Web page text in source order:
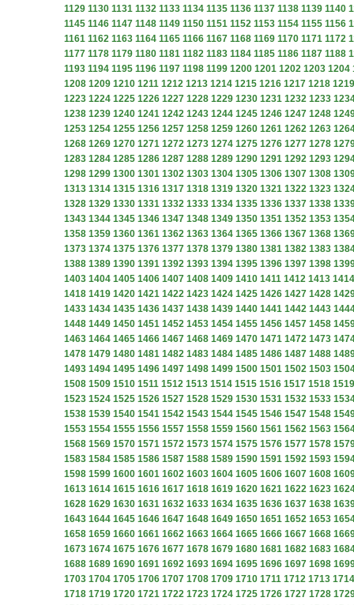
1129 1130 1131 1132 1133 1134 1135 1136 1137 1138 1139 1140
1145 1146 1147 1148 1149 1150 1151 1152 1153 1154 1155 1156
1161 1162 1163 1164 1165 1166 1167 1168 1169 1170 1171 1172
1177 1178 1179 1180 1181 1182 1183 1184 1185 1186 1187 1188
1193 1194 1195 1196 1197 1198 1199 1200 1201 1202 1203 1204
1208 1209 1210 1211 1212 1213 1214 1215 1216 1217 1218 1219
1223 1224 1225 1226 1227 1228 1229 1230 1231 1232 1233
1238 1239 1240 1241 1242 1243 1244 1245 1246 1247 1248
1253 1254 1255 1256 1257 1258 1259 1260 1261 1262 1263
1268 1269 1270 1271 1272 1273 1274 1275 1276 1277 1278
1283 1284 1285 1286 1287 1288 1289 1290 1291 1292 1293
1298 1299 1300 1301 1302 1303 1304 1305 1306 1307 1308
1313 1314 1315 1316 1317 1318 1319 1320 1321 1322 1323
1328 1329 1330 1331 1332 1333 1334 1335 1336 1337 1338
1343 1344 1345 1346 1347 1348 1349 1350 1351 1352 1353
1358 1359 1360 1361 1362 1363 1364 1365 1366 1367 1368
1373 1374 1375 1376 1377 1378 1379 1380 1381 1382 1383
1388 1389 1390 1391 1392 1393 1394 1395 1396 1397 1398
1403 1404 1405 1406 1407 1408 1409 1410 1411 1412 1413 1414
1418 1419 1420 1421 1422 1423 1424 1425 1426 1427 1428
1433 1434 1435 1436 1437 1438 1439 1440 1441 1442 1443
1448 1449 1450 1451 1452 1453 1454 1455 1456 1457 1458
1463 1464 1465 1466 1467 1468 1469 1470 1471 1472 1473
1478 1479 1480 1481 1482 1483 1484 1485 1486 1487 1488
1493 1494 1495 1496 1497 1498 1499 1500 1501 1502 1503
1508 1509 1510 1511 1512 1513 1514 1515 1516 1517 1518 1519
1523 1524 1525 1526 1527 1528 1529 1530 1531 1532 1533
1538 1539 1540 1541 1542 1543 1544 1545 1546 1547 1548
1553 1554 1555 1556 1557 1558 1559 1560 1561 1562 1563
1568 1569 1570 1571 1572 1573 1574 1575 1576 1577 1578
1583 1584 1585 1586 1587 1588 1589 1590 1591 1592 1593
1598 1599 1600 1601 1602 1603 1604 1605 1606 1607 1608
1613 1614 1615 1616 1617 1618 1619 1620 1621 1622 1623
1628 1629 1630 1631 1632 1633 1634 1635 1636 1637 1638
1643 1644 1645 1646 1647 1648 1649 1650 1651 1652 1653
1658 1659 1660 1661 1662 1663 1664 1665 1666 1667 1668
1673 1674 1675 1676 1677 1678 1679 1680 1681 1682 1683
1688 1689 1690 1691 1692 1693 1694 1695 1696 1697 1698
1703 1704 1705 1706 1707 1708 1709 1710 1711 1712 1713 1714
1718 1719 1720 1721 1722 1723 1724 1725 1726 1727 1728